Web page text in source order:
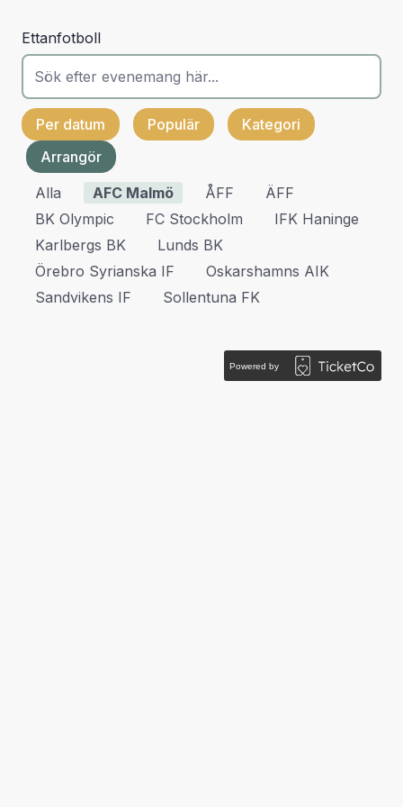
Ettanfotboll
Per datum Populär
Kategori
Arrangör
Alla
AFC Malmö ÅFF
ÄFF
BK Olympic
FC Stockholm
IFK Haninge
Karlbergs BK
Lunds BK
Örebro Syrianska IF
Oskarshamns AIK
Sandvikens IF
Sollentuna FK
Powered by